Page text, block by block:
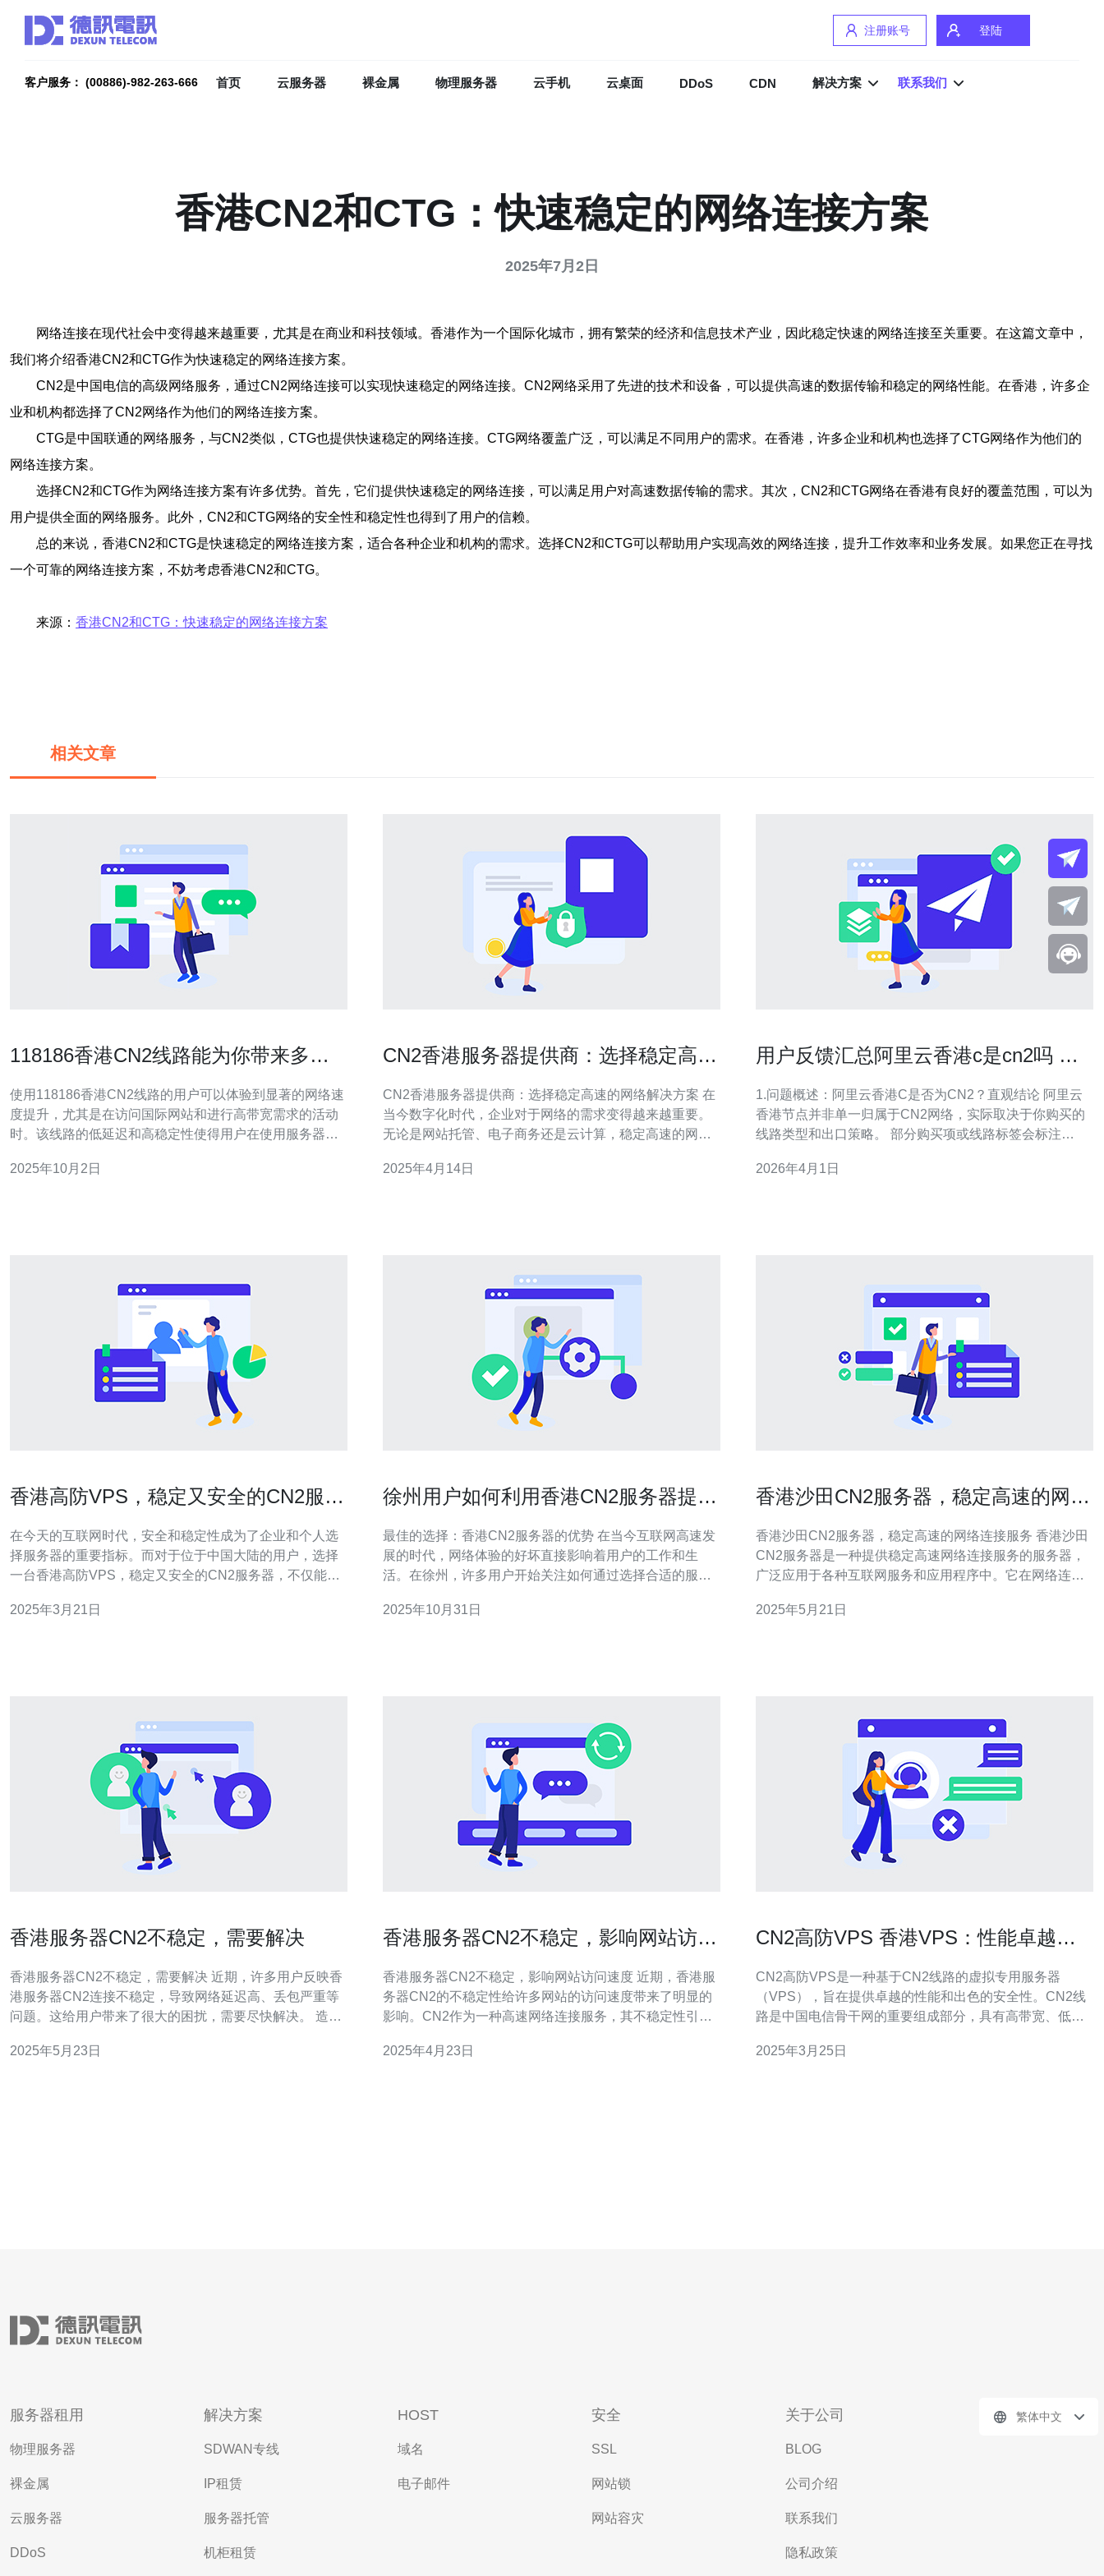
注册账号 登陆
客户服务： (00886)-982-263-666 首页 云服务器 裸金属 物理服务器 云手机 云桌面 DDoS CDN 解决方案 联系我们
香港CN2和CTG：快速稳定的网络连接方案
2025年7月2日
网络连接在现代社会中变得越来越重要，尤其是在商业和科技领域。香港作为一个国际化城市，拥有繁荣的经济和信息技术产业，因此稳定快速的网络连接至关重要。在这篇文章中，
我们将介绍香港CN2和CTG作为快速稳定的网络连接方案。
CN2是中国电信的高级网络服务，通过CN2网络连接可以实现快速稳定的网络连接。CN2网络采用了先进的技术和设备，可以提供高速的数据传输和稳定的网络性能。在香港，许多企
业和机构都选择了CN2网络作为他们的网络连接方案。
CTG是中国联通的网络服务，与CN2类似，CTG也提供快速稳定的网络连接。CTG网络覆盖广泛，可以满足不同用户的需求。在香港，许多企业和机构也选择了CTG网络作为他们的
网络连接方案。
选择CN2和CTG作为网络连接方案有许多优势。首先，它们提供快速稳定的网络连接，可以满足用户对高速数据传输的需求。其次，CN2和CTG网络在香港有良好的覆盖范围，可以为
用户提供全面的网络服务。此外，CN2和CTG网络的安全性和稳定性也得到了用户的信赖。
总的来说，香港CN2和CTG是快速稳定的网络连接方案，适合各种企业和机构的需求。选择CN2和CTG可以帮助用户实现高效的网络连接，提升工作效率和业务发展。如果您正在寻找
一个可靠的网络连接方案，不妨考虑香港CN2和CTG。
来源： 香港CN2和CTG：快速稳定的网络连接方案
相关文章
118186香港CN2线路能为你带来多大
使用118186香港CN2线路的用户可以体验到显著的网络速
度提升，尤其是在访问国际网站和进行高带宽需求的活动
时。该线路的低延迟和高稳定性使得用户在使用服务器、
将详细探讨这条线路的优势以及如何通过选择合适的服务
2025年10月2日
CN2香港服务器提供商：选择稳定高速
CN2香港服务器提供商：选择稳定高速的网络解决方案 在
当今数字化时代，企业对于网络的需求变得越来越重要。
无论是网站托管、电子商务还是云计算，稳定高速的网络
香港服务器提供商的优势，并为您解释为什么选择他们的
2025年4月14日
用户反馈汇总阿里云香港c是cn2吗 在
港c是cn2吗
1.问题概述：阿里云香港C是否为CN2？直观结论 阿里云
香港节点并非单一归属于CN2网络，实际取决于你购买的
线路类型和出口策略。 部分购买项或线路标签会标注
干。 但默认实例或普通公共出口可能走国际骨干或香港本
2026年4月1日
香港高防VPS，稳定又安全的CN2服务
在今天的互联网时代，安全和稳定性成为了企业和个人选
择服务器的重要指标。而对于位于中国大陆的用户，选择
一台香港高防VPS，稳定又安全的CN2服务器，不仅能够
露等风险。 高防VPS是一种具备防御网络攻击能力的虚拟
2025年3月21日
徐州用户如何利用香港CN2服务器提升
最佳的选择：香港CN2服务器的优势 在当今互联网高速发
展的时代，网络体验的好坏直接影响着用户的工作和生
活。在徐州，许多用户开始关注如何通过选择合适的服务
种高效的网络解决方案，以其卓越的性能和稳定的连接，
2025年10月31日
香港沙田CN2服务器，稳定高速的网络
香港沙田CN2服务器，稳定高速的网络连接服务 香港沙田
CN2服务器是一种提供稳定高速网络连接服务的服务器，
广泛应用于各种互联网服务和应用程序中。它在网络连接
沙田CN2服务器具有以下性能优势： 高速连接：CN2服务
2025年5月21日
香港服务器CN2不稳定，需要解决
香港服务器CN2不稳定，需要解决 近期，许多用户反映香
港服务器CN2连接不稳定，导致网络延迟高、丢包严重等
问题。这给用户带来了很大的困扰，需要尽快解决。 造成
堵、服务器故障、线路不稳定等。这些因素共同导致了服
2025年5月23日
香港服务器CN2不稳定，影响网站访问
香港服务器CN2不稳定，影响网站访问速度 近期，香港服
务器CN2的不稳定性给许多网站的访问速度带来了明显的
影响。CN2作为一种高速网络连接服务，其不稳定性引发
的原因以及对网站访问速度的影响。 香港服务器CN2的不
2025年4月23日
CN2高防VPS 香港VPS：性能卓越，
CN2高防VPS是一种基于CN2线路的虚拟专用服务器
（VPS），旨在提供卓越的性能和出色的安全性。CN2线
路是中国电信骨干网的重要组成部分，具有高带宽、低延
互联网基础设施和稳定的电信网络。选择香港VPS，可以
2025年3月25日
服务器租用
物理服务器
裸金属
云服务器
DDoS
解决方案
SDWAN专线
IP租赁
服务器托管
机柜租赁
HOST
域名
电子邮件
安全
SSL
网站锁
网站容灾
关于公司
BLOG
公司介绍
联系我们
隐私政策
繁体中文